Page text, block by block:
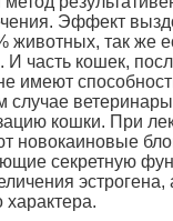
Эффект
животных, так же
И часть кошек,
имеют
случае
кошки. При
новокаиновые
секретную
эстрогена,
характера.